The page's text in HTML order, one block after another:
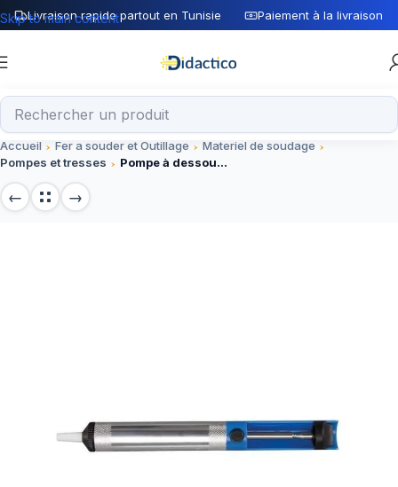
Livraison rapide partout en Tunisie Paiement à la livraison
Skip to main content
Accueil Fer a souder et Outillage
Materiel de soudage
Pompes et tresses
Pompe à dessouder – Outil de soudage pour retirer les soudures facilement